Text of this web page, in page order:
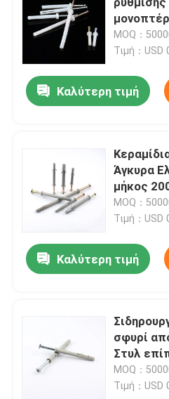
MOQ：
Τιμή：USD
Καλύτερη τιμή
Άγκυρα
μήκος
MOQ：
Τιμή：
Καλύτερη τιμή
σφυρί
Στυλ
MOQ：
Τιμή：USD